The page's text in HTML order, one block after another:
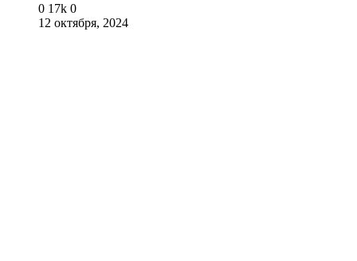
0 17k 0
12 октября, 2024